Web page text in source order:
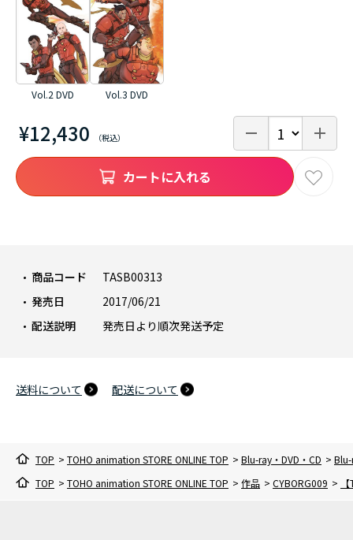
¥12,430
商品コード
TASB00313
発売日
2017/06/21
配送説明
発売日より順次発送予定
送料について 配送について
Vol.2 DVD Vol.3 DVD
カートに入れる
TOP > TOHO animation STORE ONLINE TOP > Blu-ray・DVD・CD >
TOP > TOHO animation STORE ONLINE TOP > 作品 > CYBORG009 >